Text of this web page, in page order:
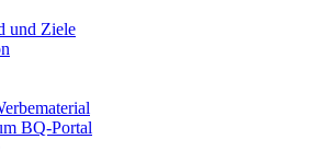
und Ziele
BQ-Portal